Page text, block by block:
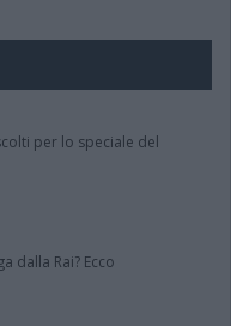
per lo speciale del
dalla Rai? Ecco